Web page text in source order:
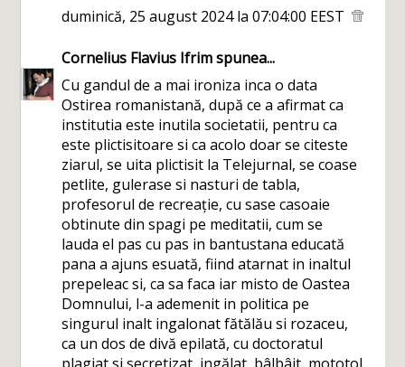
duminică, 25 august 2024 la 07:04:00 EEST
Cornelius Flavius Ifrimspunea...
Cu gandul de a mai ironiza inca o data
Ostirea romanistană, după ce a afirmat ca
institutia este inutila societatii, pentru ca
este plictisitoare si ca acolo doar se citeste
ziarul, se uita plictisit la Telejurnal, se coase
petlite, gulerase si nasturi de tabla,
profesorul de recreație, cu sase casoaie
obtinute din spagi pe meditatii, cum se
lauda el pas cu pas in bantustana educată
pana a ajuns esuată, fiind atarnat in inaltul
prepeleac si, ca sa faca iar misto de Oastea
Domnului, l-a ademenit in politica pe
singurul inalt ingalonat fătălău si rozaceu,
ca un dos de divă epilată, cu doctoratul